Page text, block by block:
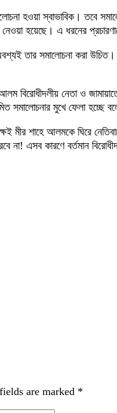
হওয়া স্বাভাবিক। তবে
হয়েছে। এ ধরনের
সমালোচনা করা উচিত।
বিরোধীদলীয় নেতা ও
সমালোচনার মুখে ফেলা হচ্ছে
মীর শাহে আলমকে ঘিরে
না! এসব কারণে বর্তমান
are marked *